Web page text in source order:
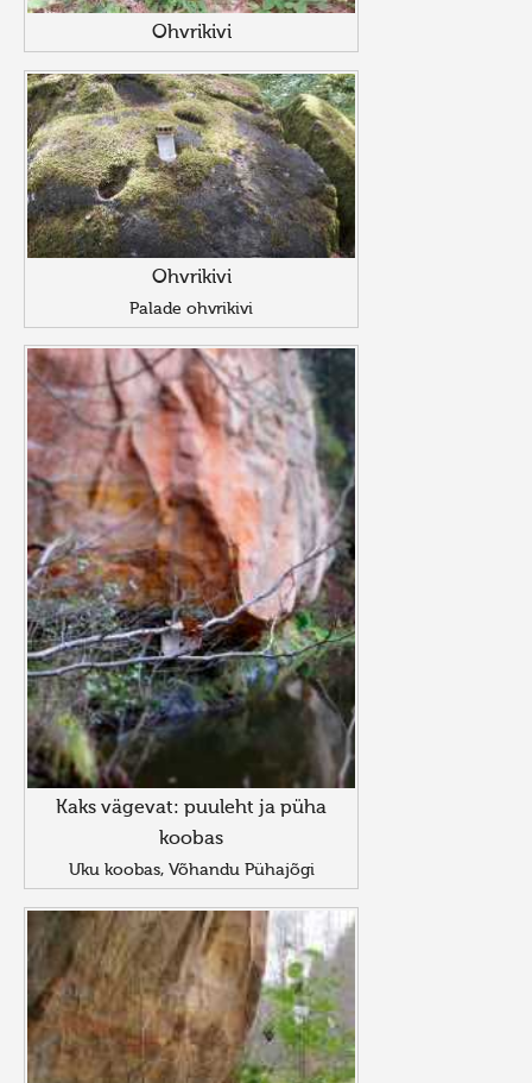
Ohvrikivi
Ohvrikivi
Palade ohvrikivi
Kaks vägevat: puuleht ja püha
koobas
Uku koobas, Võhandu Pühajõgi